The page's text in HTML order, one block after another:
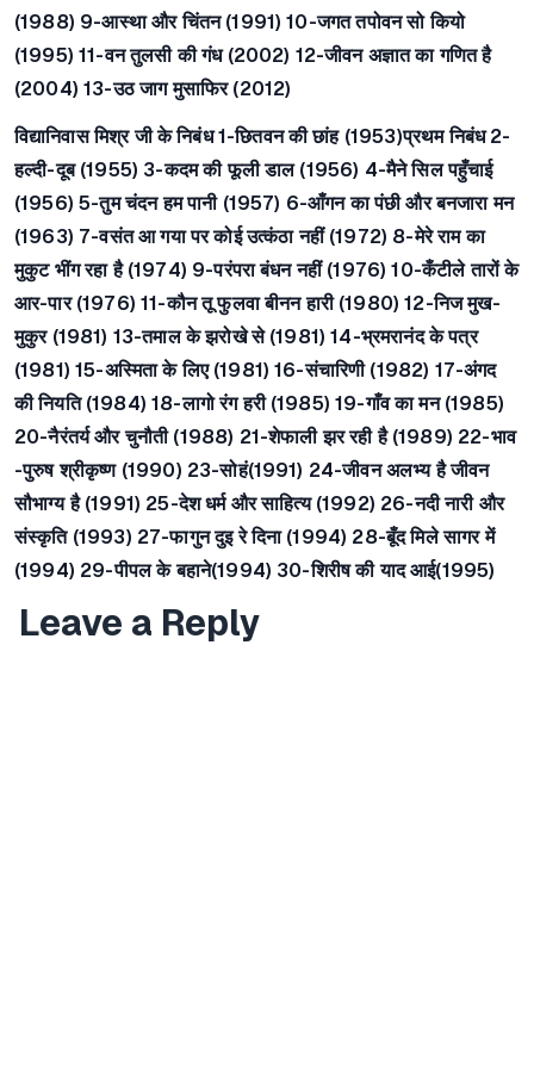
(1988) 9-आस्था और चिंतन (1991) 10-जगत तपोवन सो कियो
(1995) 11-वन तुलसी की गंध (2002) 12-जीवन अज्ञात का गणित है
(2004) 13-उठ जाग मुसाफिर (2012)
विद्यानिवास मिश्र जी के निबंध 1-छितवन की छांह (1953)प्रथम निबंध 2-
हल्दी-दूब (1955) 3-कदम की फूली डाल (1956) 4-मैने सिल पहुँचाई
(1956) 5-तुम चंदन हम पानी (1957) 6-आँगन का पंछी और बनजारा मन
(1963) 7-वसंत आ गया पर कोई उत्कंठा नहीं (1972) 8-मेरे राम का
मुकुट भींग रहा है (1974) 9-परंपरा बंधन नहीं (1976) 10-कँटीले तारों के
आर-पार (1976) 11-कौन तू फुलवा बीनन हारी (1980) 12-निज मुख-
मुकुर (1981) 13-तमाल के झरोखे से (1981) 14-भ्रमरानंद के पत्र
(1981) 15-अस्मिता के लिए (1981) 16-संचारिणी (1982) 17-अंगद
की नियति (1984) 18-लागो रंग हरी (1985) 19-गाँव का मन (1985)
20-नैरंतर्य और चुनौती (1988) 21-शेफाली झर रही है (1989) 22-भाव
-पुरुष श्रीकृष्ण (1990) 23-सोहं(1991) 24-जीवन अलभ्य है जीवन
सौभाग्य है (1991) 25-देश धर्म और साहित्य (1992) 26-नदी नारी और
संस्कृति (1993) 27-फागुन दुइ रे दिना (1994) 28-बूँद मिले सागर में
(1994) 29-पीपल के बहाने(1994) 30-शिरीष की याद आई(1995)
Leave a Reply